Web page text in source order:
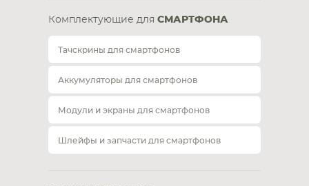
Комплектующие для СМАРТФОНА
Тачскрины для смартфонов
Аккумуляторы для смартфонов
Модули и экраны для смартфонов
Шлейфы и запчасти для смартфонов